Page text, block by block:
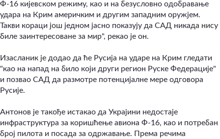
Ф-16 кијевском режиму, као и на безусловно одобравање
удара на Крим америчким и другим западним оружјем.
Такви кораци још једном јасно показују да САД никада нису
биле заинтересоване за мир", рекао је он.
Изасланик је додао да ће Русија на ударе на Крим гледати
"као на напад на било који други регион Руске Федерације"
и позвао САД да размотре потенцијалне мере одговора
Русије.
Антонов је такође истакао да Украјини недостаје
инфраструктура за коришћење авиона Ф-16, као и потребан
број пилота и посада за одржавање. Према речима